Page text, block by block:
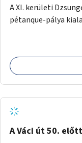
A XI. kerületi
pétanque-pálya
A Váci út 50.